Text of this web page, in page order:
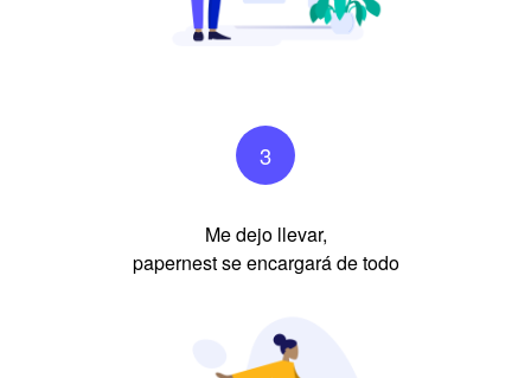
3
Me dejo llevar,
papernest se encargará de todo